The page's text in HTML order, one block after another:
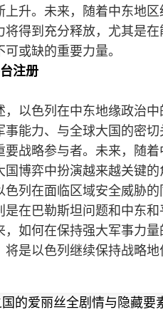
上升。未来，随着中东地
将得到充分释放，尤其是
或缺的重要力量。
注册
，以色列在中东地缘政治
事能力、与全球大国的密
要战略参与者。未来，随
国博弈中扮演越来越关键的
色列在面临区域安全威胁
是在巴勒斯坦问题和中东
，如何在保持强大军事力
将是以色列继续保持战略地
国的爱丽丝全剧情与隐藏要